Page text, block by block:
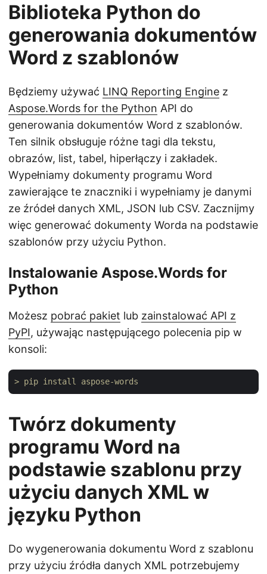
Biblioteka Python do
generowania dokumentów
Word z szablonów
Będziemy używać LINQ Reporting Engine z
Aspose.Words for the Python API do
generowania dokumentów Word z szablonów.
Ten silnik obsługuje różne tagi dla tekstu,
obrazów, list, tabel, hiperłączy i zakładek.
Wypełniamy dokumenty programu Word
zawierające te znaczniki i wypełniamy je danymi
ze źródeł danych XML, JSON lub CSV. Zacznijmy
więc generować dokumenty Worda na podstawie
szablonów przy użyciu Python.
Instalowanie Aspose.Words for
Python
Możesz pobrać pakiet lub zainstalować API z
PyPI, używając następującego polecenia pip w
konsoli:
> pip install aspose-words
Twórz dokumenty
programu Word na
podstawie szablonu przy
użyciu danych XML w
języku Python
Do wygenerowania dokumentu Word z szablonu
przy użyciu źródła danych XML potrzebujemy